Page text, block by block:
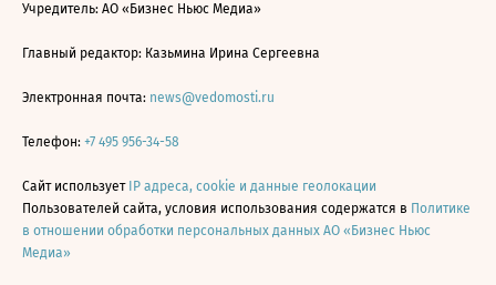
Учредитель: АО «Бизнес Ньюс Медиа»
Главный редактор: Казьмина Ирина Сергеевна
Электронная почта: news@vedomosti.ru
Телефон: +7 495 956-34-58
Сайт использует IP адреса, cookie и данные геолокации
Пользователей сайта, условия использования содержатся в Политике
в отношении обработки персональных данных АО «Бизнес Ньюс
Медиа»